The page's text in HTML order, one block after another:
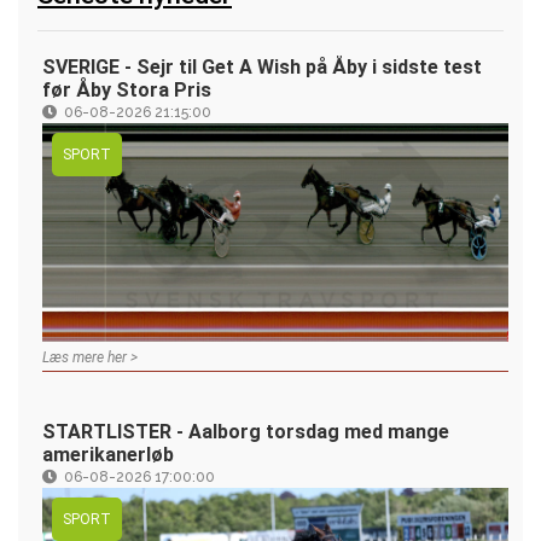
SVERIGE - Sejr til Get A Wish på Åby i sidste test
før Åby Stora Pris
06-08-2026 21:15:00
SPORT
Læs mere her >
STARTLISTER - Aalborg torsdag med mange
amerikanerløb
06-08-2026 17:00:00
SPORT